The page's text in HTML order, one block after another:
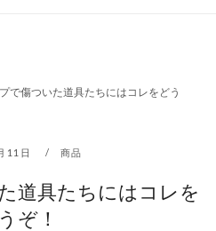
で傷ついた道具たちにはコレをどう
11日 商品
道具たちにはコレを
ぞ！